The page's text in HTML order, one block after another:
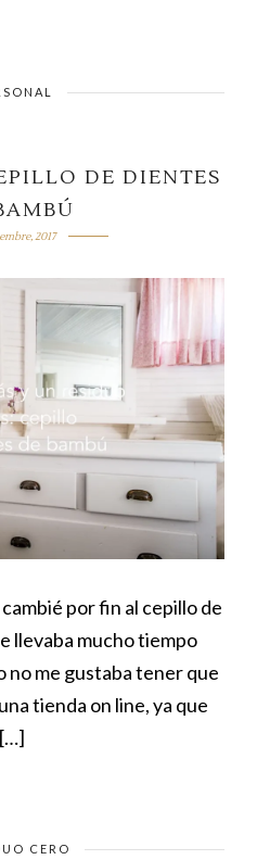
DE DIENTES
2017
por fin al cepillo de
llevaba mucho tiempo
me gustaba tener que
tienda on line, ya que
CERO